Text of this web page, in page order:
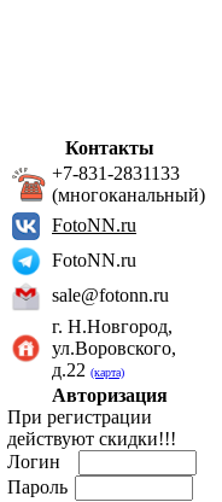
Контакты
+7-831-2831133
(многоканальный)
FotoNN.ru
FotoNN.ru
sale@fotonn.ru
г. Н.Новгород,
ул.Воровского,
д.22 (карта)
Авторизация
При регистрации
действуют скидки!!!
Логин
Пароль